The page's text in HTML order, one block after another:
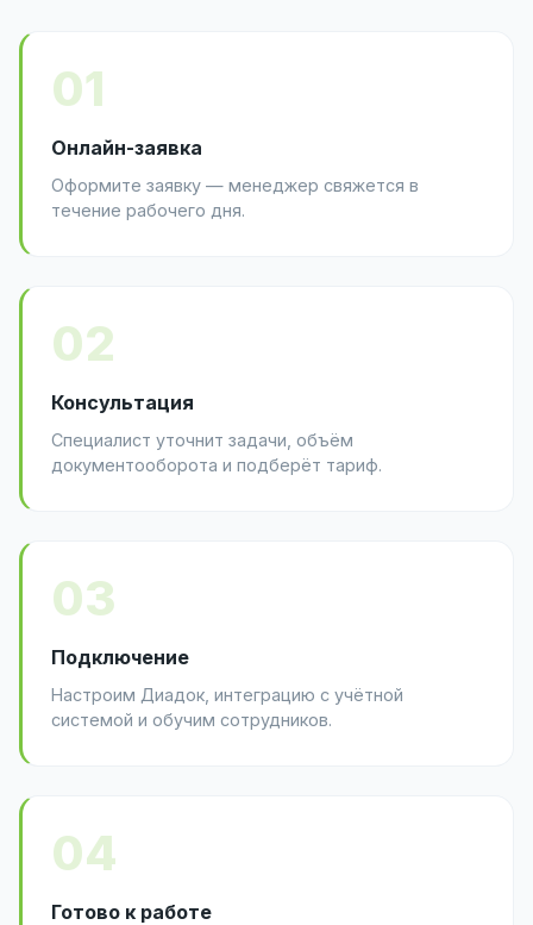
01
Онлайн-заявка
Оформите заявку — менеджер свяжется в
течение рабочего дня.
02
Консультация
Специалист уточнит задачи, объём
документооборота и подберёт тариф.
03
Подключение
Настроим Диадок, интеграцию с учётной
системой и обучим сотрудников.
04
Готово к работе